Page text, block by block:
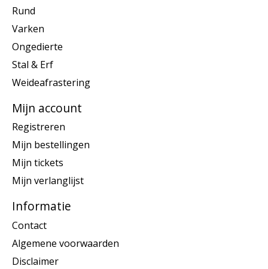
Rund
Varken
Ongedierte
Stal & Erf
Weideafrastering
Mijn account
Registreren
Mijn bestellingen
Mijn tickets
Mijn verlanglijst
Informatie
Contact
Algemene voorwaarden
Disclaimer